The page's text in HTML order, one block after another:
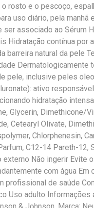
rosto e o pescoço,
uso diário, pela manhã
associado ao Sérum
Hidratação contínua por
barreira natural da pele
Dermatologicamente
pele, inclusive peles
ativo
hidratação
Glycerin, Dimethicone/
Cetearyl Olivate,
Chlorphenesin,
C12-14 Pareth-12,
externo Não ingerir Evite
com água
profissional de saúde
Uso adulto Informações